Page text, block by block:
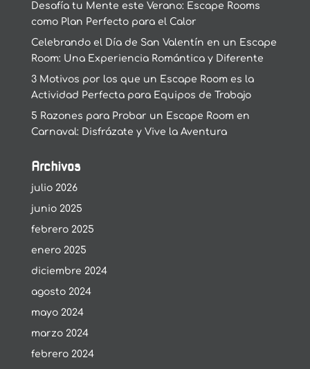
Desafía tu Mente este Verano: Escape Rooms
como Plan Perfecto para el Calor
Celebrando el Día de San Valentín en un Escape
Room: Una Experiencia Romántica y Diferente
3 Motivos por los que un Escape Room es la
Actividad Perfecta para Equipos de Trabajo
5 Razones para Probar un Escape Room en
Carnaval: Disfrázate y Vive la Aventura
Archivos
julio 2026
junio 2025
febrero 2025
enero 2025
diciembre 2024
agosto 2024
mayo 2024
marzo 2024
febrero 2024